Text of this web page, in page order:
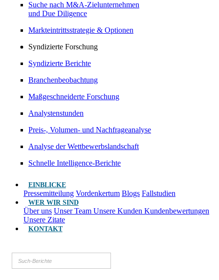
Suche nach M&A-Zielunternehmen
und Due Diligence
Markteintrittsstrategie & Optionen
Syndizierte Forschung
Syndizierte Berichte
Branchenbeobachtung
Maßgeschneiderte Forschung
Analystenstunden
Preis-, Volumen- und Nachfrageanalyse
Analyse der Wettbewerbslandschaft
Schnelle Intelligence-Berichte
EINBLICKE
Pressemitteilung Vordenkertum Blogs Fallstudien
WER WIR SIND
Über uns Unser Team Unsere Kunden Kundenbewertungen
Unsere Zitate
KONTAKT